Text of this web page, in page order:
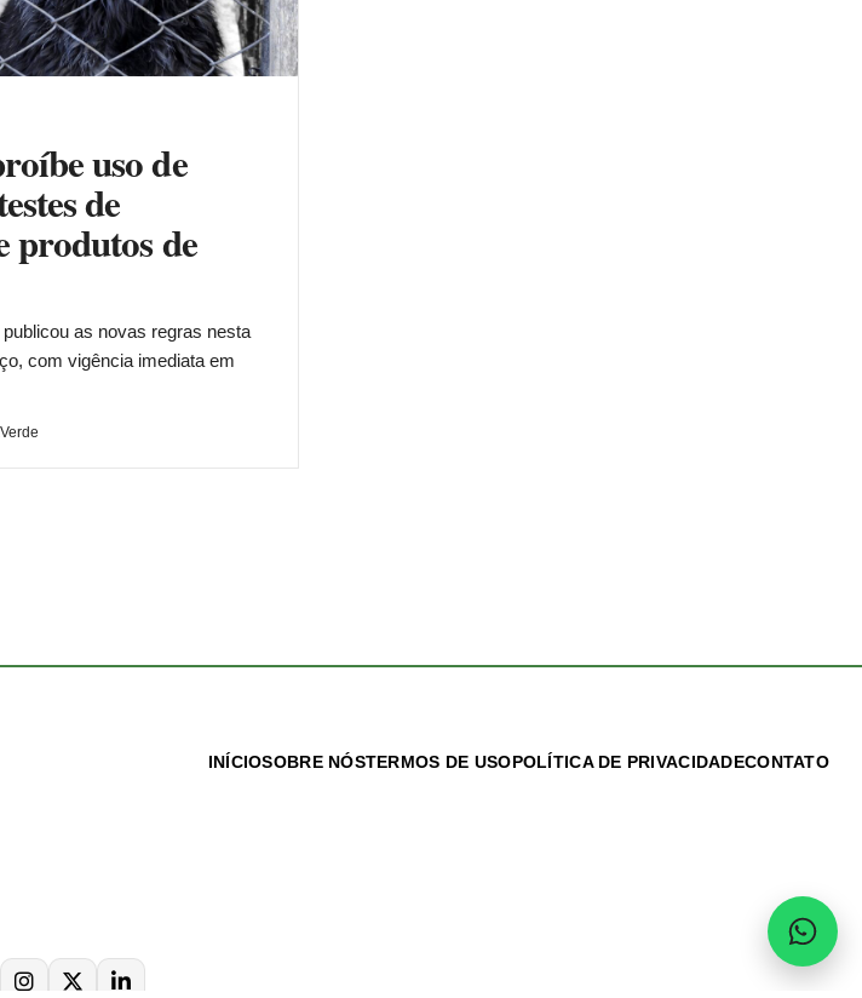
uso de
de
produtos de
as novas regras nesta
com vigência imediata em
INÍCIOSOBRE NÓSTERMOS DE USOPOLÍTICA DE PRIVACIDADECONTATO